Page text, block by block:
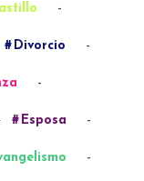
-
Divorcio -
-
Esposa -
-